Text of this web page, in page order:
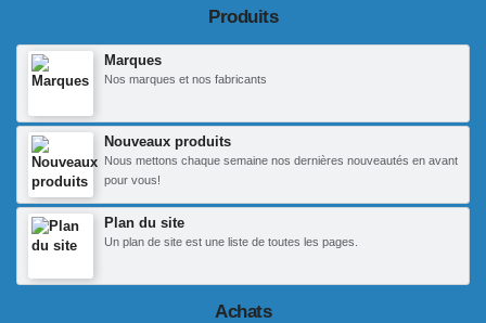
Produits
Marques
Nos marques et nos fabricants
Nouveaux produits
Nous mettons chaque semaine nos dernières nouveautés en avant
pour vous!
Plan du site
Un plan de site est une liste de toutes les pages.
Achats